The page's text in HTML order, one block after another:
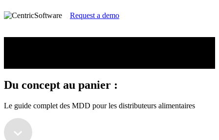
Request a demo
Du concept au panier :
Le guide complet des MDD pour les distributeurs alimentaires